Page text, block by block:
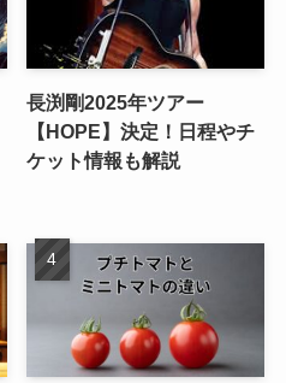
長渕剛2025年ツアー
【HOPE】決定！日程やチ
ケット情報も解説